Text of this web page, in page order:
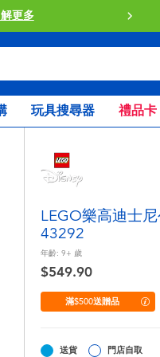
更多
玩具搜尋器 禮品卡
LEGO樂高迪士
43292
年齡: 9+ 歲
$549.90
滿$500送贈品
送貨 門店自取